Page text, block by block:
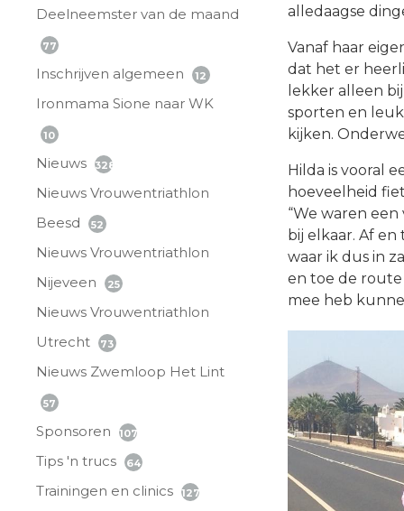
Deelneemster van de maand
77
Inschrijven algemeen 12
Ironmama Sione naar WK
10
Nieuws 328
Nieuws Vrouwentriathlon
Beesd
52
Nieuws Vrouwentriathlon
Nijeveen
25
Nieuws Vrouwentriathlon
Utrecht
73
Nieuws Zwemloop Het Lint
57
Sponsoren 107
Tips 'n trucs 64
Trainingen en clinics 127
alledaagse
Vanaf haar
dat het er
lekker alleen
sporten en
kijken.
Hilda is vooral
hoeveelheid
“We waren
bij elkaar. Af
waar ik dus in
en toe de
mee heb